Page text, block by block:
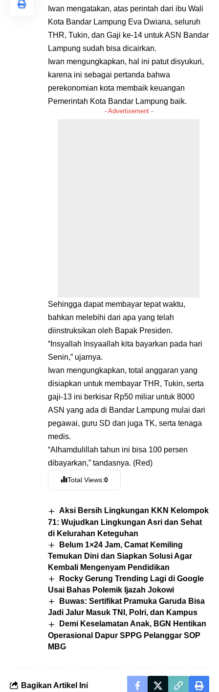
Iwan mengatakan, atas perintah dari ibu Wali
Kota Bandar Lampung Eva Dwiana, seluruh
THR, Tukin, dan Gaji ke-14 untuk ASN Bandar
Lampung sudah bisa dicairkan.
Iwan mengungkapkan, hal ini patut disyukuri,
karena ini sebagai pertanda bahwa
perekonomian kota membaik keuangan
Pemerintah Kota Bandar Lampung baik.
- Advertisement -
Sehingga dapat membayar tepat waktu,
bahkan melebihi dari apa yang telah
diinstruksikan oleh Bapak Presiden.
“Insyallah Insyaallah kita bayarkan pada hari
Senin,” ujarnya.
Iwan mengungkapkan, total anggaran yang
disiapkan untuk membayar THR, Tukin, serta
gaji-13 ini berkisar Rp50 miliar untuk 8000
ASN yang ada di Bandar Lampung mulai dari
pegawai, guru SD dan juga TK, serta tenaga
medis.
“Alhamdulillah tahun ini bisa 100 persen
dibayarkan,” tandasnya. (Red)
Total Views:0
Aksi Bersih Lingkungan KKN Kelompok
71: Wujudkan Lingkungan Asri dan Sehat
di Kelurahan Keteguhan
Belum 1×24 Jam, Camat Kemiling
Temukan Dini dan Siapkan Solusi Agar
Kembali Mengenyam Pendidikan
Rocky Gerung Trending Lagi di Google
Usai Bahas Polemik Ijazah Jokowi
Buwas: Sertifikat Pramuka Garuda Bisa
Jadi Jalur Masuk TNI, Polri, dan Kampus
Demi Keselamatan Anak, BGN Hentikan
Operasional Dapur SPPG Pelanggar SOP
MBG
Bagikan Artikel Ini